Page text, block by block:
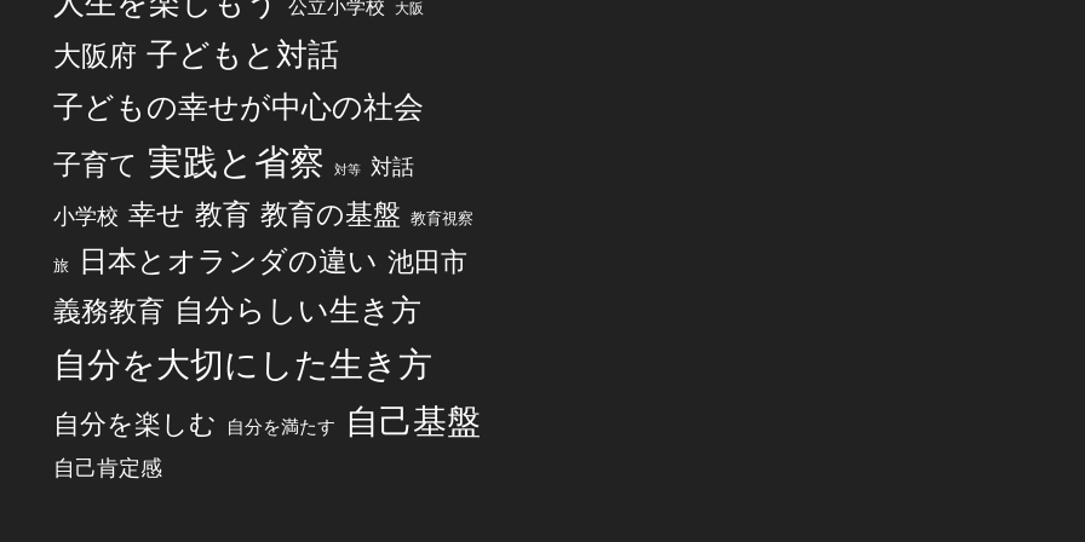
公立小学校 大阪
大阪府 子どもと対話
子どもの幸せが中心の社会
子育て 実践と省察 対等 対話
小学校 幸せ 教育 教育の基盤 教育視察
旅 日本とオランダの違い 池田市
義務教育 自分らしい生き方
自分を大切にした生き方
自分を楽しむ 自分を満たす 自己基盤
自己肯定感